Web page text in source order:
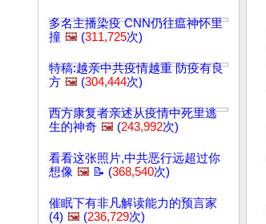
多名主播染疫 CNN仍往瘟神怀里
撞 🖼️ (311,725次)
特稿:越亲中共疫情越重 防疫有良
方 🖼️ (304,444次)
西方康复者亲述从疫情中死里逃
生的神奇 🖼️ (243,992次)
看看这张照片,中共恶行远超过你
想像 🖼️ 📝 (368,540次)
催眠下有非凡解读能力的预言家
(4) 🖼️ (236,729次)